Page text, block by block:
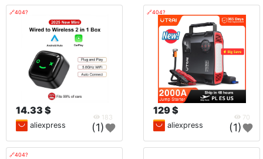
🔗404?
14.33 $
183
aliexpress (1)
🔗404?
129 $
70
aliexpress (1)
🔗404?